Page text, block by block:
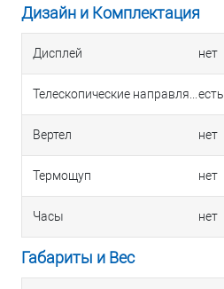
Дизайн и Комплектация
Дисплей нет
есть
Вертел нет
Термощуп нет
Часы нет
Габариты и Вес